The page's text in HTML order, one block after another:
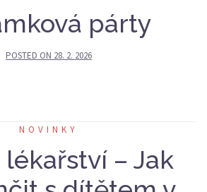
párty
POSTED ON 28. 2. 2026
NOVINKY
lékařství – Jak